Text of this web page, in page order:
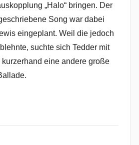
„Halo“ bringen. Der
Song war dabei
eingeplant. Weil die jedoch
suchte sich Tedder mit
eine andere große